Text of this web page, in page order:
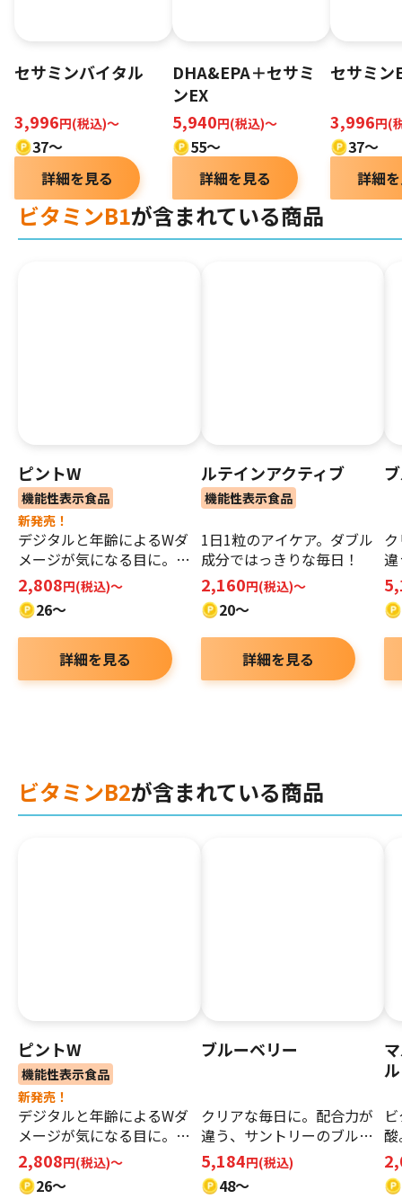
セサミンバイタル
3,996円(税込)〜
37〜
詳細を見る
DHA&EPA＋セサミ
ンEX
5,940円(税込)～
55～
詳細を見る
セサミン
3,996円(
37～
詳細
ビタミンB1が含まれている商品
ピントW
機能性表示食品
新発売！
デジタルと年齢によるWダ
メージが気になる目に。ピ
ントWとスイスイ快適な毎
日へ！
2,808円(税込)～
26～
詳細を見る
ルテインアクティブ
機能性表示食品
1日1粒のアイケア。ダブル
成分ではっきりな毎日！
2,160円(税込)～
20～
詳細を見る
ビタミンB2が含まれている商品
ピントW
機能性表示食品
新発売！
デジタルと年齢によるWダ
メージが気になる目に。ピ
ントWとスイスイ快適な毎
日へ！
2,808円(税込)～
26～
ブルーベリー
クリアな毎日に。配合力が
違う、サントリーのブルー
ベリー。
5,184円(税込)
48～
ル